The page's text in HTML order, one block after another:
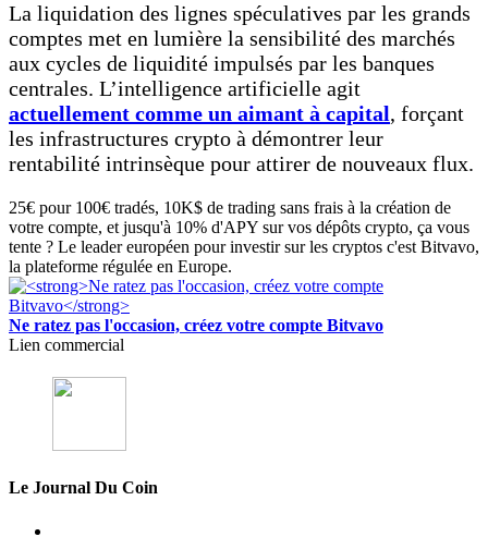
La liquidation des lignes spéculatives par les grands
comptes met en lumière la sensibilité des marchés
aux cycles de liquidité impulsés par les banques
centrales. L’intelligence artificielle agit
actuellement comme un aimant à capital, forçant
les infrastructures crypto à démontrer leur
rentabilité intrinsèque pour attirer de nouveaux flux.
25€ pour 100€ tradés, 10K$ de trading sans frais à la création de
votre compte, et jusqu'à 10% d'APY sur vos dépôts crypto, ça vous
tente ? Le leader européen pour investir sur les cryptos c'est Bitvavo,
la plateforme régulée en Europe.
Ne ratez pas l'occasion, créez votre compte Bitvavo
Lien commercial
Le Journal Du Coin